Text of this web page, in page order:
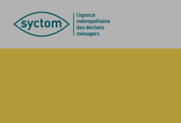
Accèder directement au contenu